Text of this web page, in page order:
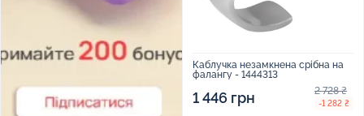
Каблучка незамкнена срібна на
фалангу - 1444313
1 446 грн 2 728 ₴
-1 282 ₴